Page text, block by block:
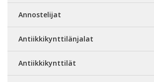
Annostelijat
Antiikkikynttilänjalat
Antiikkikynttilät